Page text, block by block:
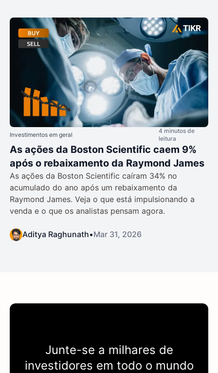
Investimentos em geral
4 minutos de
leitura
As ações da Boston Scientific caem 9%
após o rebaixamento da Raymond James
As ações da Boston Scientific caíram 34% no
acumulado do ano após um rebaixamento da
Raymond James. Veja o que está impulsionando a
venda e o que os analistas pensam agora.
Aditya Raghunath•Mar 31, 2026
Junte-se a milhares de
investidores em todo o mundo